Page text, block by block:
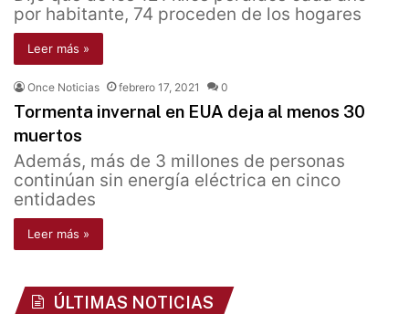
por habitante, 74 proceden de los hogares
Leer más »
Once Noticias febrero 17, 2021 0
Tormenta invernal en EUA deja al menos 30
muertos
Además, más de 3 millones de personas
continúan sin energía eléctrica en cinco
entidades
Leer más »
ÚLTIMAS NOTICIAS